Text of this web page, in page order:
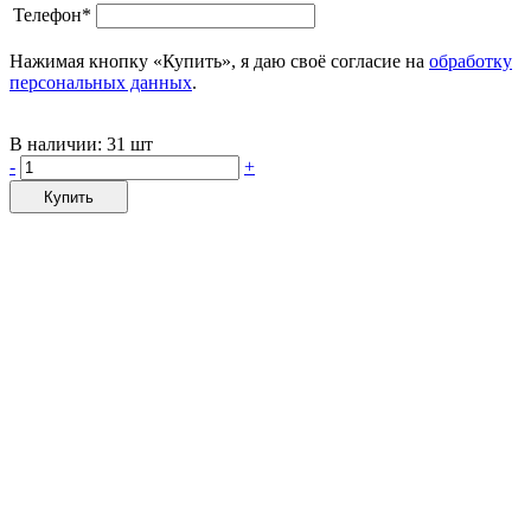
Телефон*
Нажимая кнопку «Купить», я даю своё согласие на обработку
персональных данных.
В наличии: 31 шт
-
+
Купить